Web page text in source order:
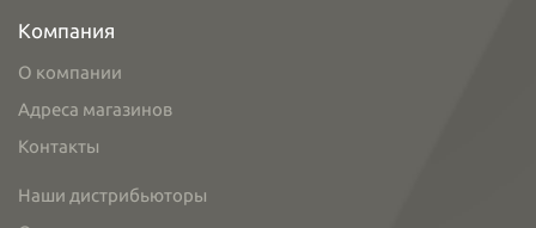
Компания
О компании
Адреса магазинов
Контакты
Наши дистрибьюторы